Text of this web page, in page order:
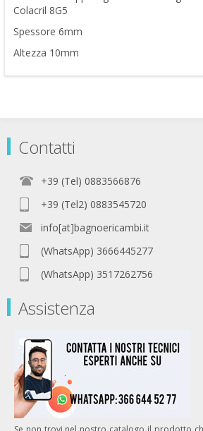
Colacril 8G5
Spessore 6mm
Altezza 10mm
Contatti
+39 (Tel) 0883566876
+39 (Tel2) 0883545720
info[at]bagnoericambi.it
(WhatsApp) 3666445277
(WhatsApp) 3517262756
Assistenza